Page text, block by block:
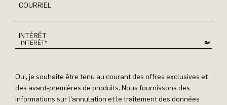
COURRIEL
INTÉRÊT
Oui, je souhaite être tenu au courant des offres exclusives et
des avant-premières de produits. Nous fournissons des
informations sur l'annulation et le traitement des données